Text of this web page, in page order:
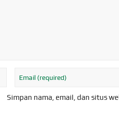
Simpan nama, email, dan situs